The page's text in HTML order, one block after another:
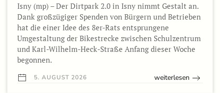
Isny (mp) – Der Dirtpark 2.0 in Isny nimmt Gestalt an.
Dank großzügiger Spenden von Bürgern und Betrieben
hat die einer Idee des 8er-Rats entsprungene
Umgestaltung der Bikestrecke zwischen Schulzentrum
und Karl-Wilhelm-Heck-Straße Anfang dieser Woche
begonnen.
5. AUGUST 2026 weiterlesen